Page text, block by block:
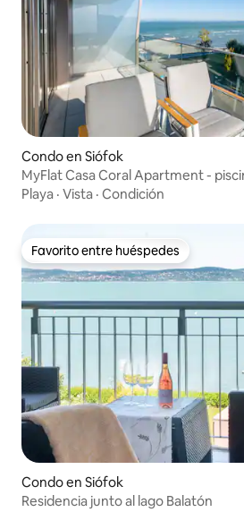
Condo en Siófok
MyFlat Casa Coral Apartment -
Playa · Vista · Condición
Favorito entre huéspedes
Favorito entre huéspedes
Condo en Siófok
Residencia junto al lago Balatón